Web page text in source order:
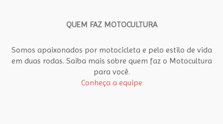
QUEM FAZ MOTOCULTURA
Somos apaixonados por motocicleta e pelo estilo de vida
em duas rodas. Saiba mais sobre quem faz o Motocultura
para você.
Conheça a equipe